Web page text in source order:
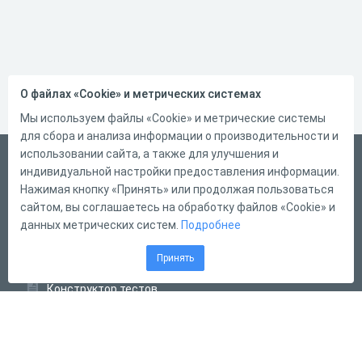
Русский
Справка
Форма обратной связи
Конструктор тестов
О файлах «Cookie» и метрических системах
Мы используем файлы «Cookie» и метрические системы
для сбора и анализа информации о производительности и
использовании сайта, а также для улучшения и
индивидуальной настройки предоставления информации.
Нажимая кнопку «Принять» или продолжая пользоваться
сайтом, вы соглашаетесь на обработку файлов «Cookie» и
данных метрических систем. Подробнее
Принять